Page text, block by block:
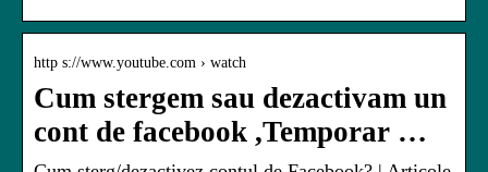
http s://www.youtube.com › watch
Cum stergem sau dezactivam un
cont de facebook ,Temporar …